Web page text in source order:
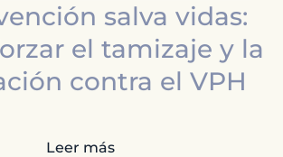
salva vidas:
el tamizaje y la
contra el VPH
Leer más